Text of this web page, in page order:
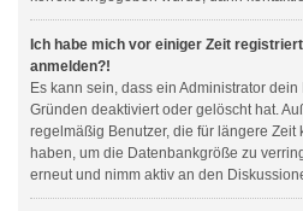
Ich habe mich vor einiger Zeit
anmelden?!
Es kann sein, dass ein Administrator
Gründen deaktiviert oder gelöscht hat.
regelmäßig Benutzer, die für längere
haben, um die Datenbankgröße zu
erneut und nimm aktiv an den